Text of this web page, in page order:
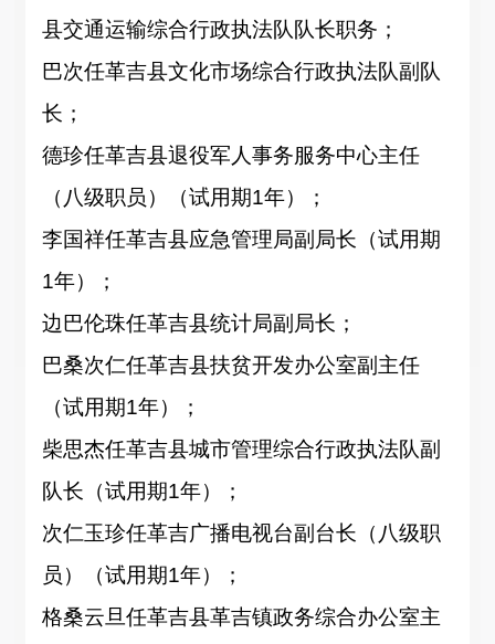
县交通运输综合行政执法队队长职务 ；
巴次任革吉县文化市场综合行政执法队副队
长 ；
德珍任革吉县退役军人事务服务中心主任
（八级职员）
（试用期1年）；
李国祥任革吉县应急管理局副局长 （试用期
1年）；
边巴伦珠任革吉县统计局副局长 ；
巴桑次仁任革吉县扶贫开发办公室副主任
（试用期1年）；
柴思杰任革吉县城市管理综合行政执法队副
队长 （试用期1年）；
次仁玉珍任革吉广播电视台副台长（八级职
员）
（试用期1年）；
格桑云旦任革吉县革吉镇政务综合办公室主